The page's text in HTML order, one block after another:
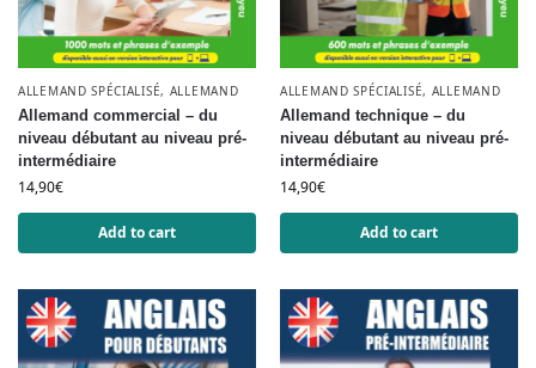
ALLEMAND SPÉCIALISÉ, ALLEMAND
Allemand commercial – du
niveau débutant au niveau pré-
intermédiaire
14,90€
Add to cart
ALLEMAND SPÉCIALISÉ, ALLEMAND
Allemand technique – du
niveau débutant au niveau pré-
intermédiaire
14,90€
Add to cart